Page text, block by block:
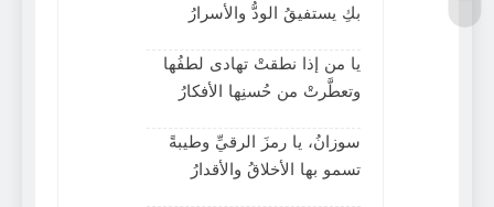
بكِ يستفيقُ الودُّ والأسرارُ
يا من إذا نطقتْ تهادى لطفُها
وتعطَّرتْ من حُسنِها الأفكارُ
سوزانُ، يا رمزَ الرقيِّ وطيبةً
تسمو بها الأخلاقُ والأقدارُ